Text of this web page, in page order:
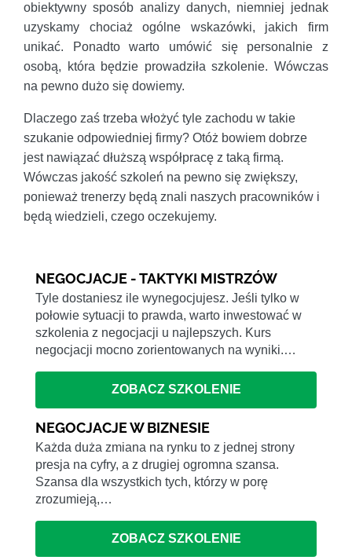
obiektywny sposób analizy danych, niemniej jednak
uzyskamy chociaż ogólne wskazówki, jakich firm
unikać. Ponadto warto umówić się personalnie z
osobą, która będzie prowadziła szkolenie. Wówczas
na pewno dużo się dowiemy.
Dlaczego zaś trzeba włożyć tyle zachodu w takie
szukanie odpowiedniej firmy? Otóż bowiem dobrze
jest nawiązać dłuższą współpracę z taką firmą.
Wówczas jakość szkoleń na pewno się zwiększy,
ponieważ trenerzy będą znali naszych pracowników i
będą wiedzieli, czego oczekujemy.
NEGOCJACJE - TAKTYKI MISTRZÓW
Tyle dostaniesz ile wynegocjujesz. Jeśli tylko w
połowie sytuacji to prawda, warto inwestować w
szkolenia z negocjacji u najlepszych. Kurs
negocjacji mocno zorientowanych na wyniki.…
ZOBACZ SZKOLENIE
NEGOCJACJE W BIZNESIE
Każda duża zmiana na rynku to z jednej strony
presja na cyfry, a z drugiej ogromna szansa.
Szansa dla wszystkich tych, którzy w porę
zrozumieją,…
ZOBACZ SZKOLENIE